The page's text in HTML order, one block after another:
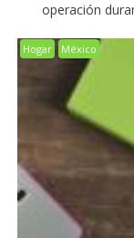
operación
Hogar México